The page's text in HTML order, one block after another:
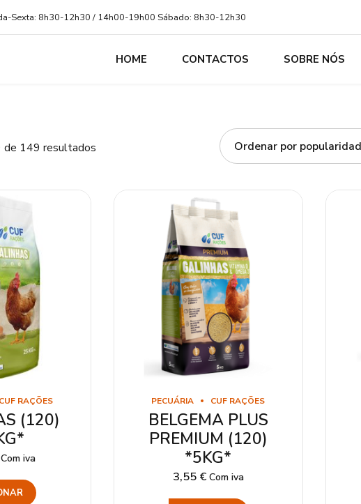
Sexta: 8h30-12h30 / 14h00-19h00 Sábado: 8h30-12h30
HOME CONTACTOS SOBRE NÓS
149 resultados
CUF RAÇÕES
(120)
Com iva
PECUÁRIA CUF RAÇÕES
BELGEMA PLUS
PREMIUM (120)
*5KG*
3,55 € Com iva